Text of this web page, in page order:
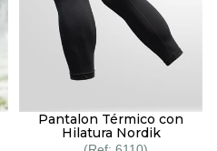
Pantalon Térmico con
Hilatura Nordik